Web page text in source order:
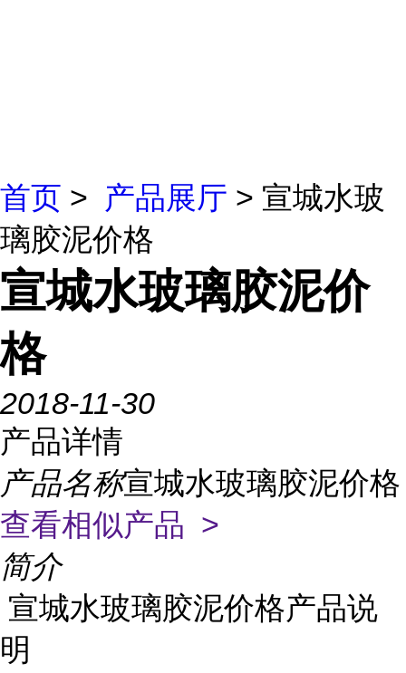
首页 > 产品展厅 > 宣城水玻
璃胶泥价格
宣城水玻璃胶泥价
格
2018-11-30
产品详情
产品名称宣城水玻璃胶泥价格
查看相似产品 >
简介
宣城水玻璃胶泥价格产品说
明